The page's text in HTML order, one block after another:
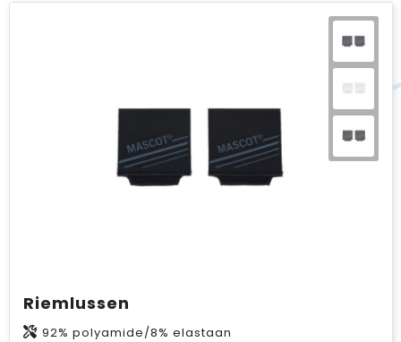
Riemlussen
92% polyamide/8% elastaan